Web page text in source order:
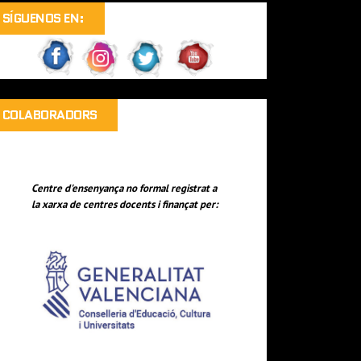
SÍGUENOS EN:
COLABORADORS
Centre d'ensenyança no formal registrat a
la xarxa de centres docents i finançat per: